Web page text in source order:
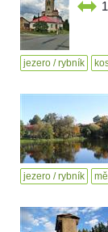
jezero / rybník
jezero / rybník